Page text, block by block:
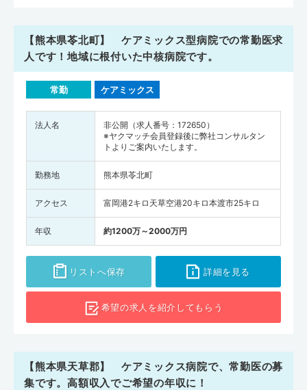
【熊本県苓北町】 ケアミックス型病院での常勤医求
人です！地域に根付いた中核病院です。
常勤 ケアミックス
法人名
非公開（求人番号：172650）
※ヤクマッチ会員登録後に弊社コンサルタン
トよりご案内いたします。
勤務地 熊本県苓北町
アクセス 富岡港2キロ天草空港20キロ本渡市25キロ
年収 約1200万～2000万円
リストへ保存 詳細を見る
希望の求人を紹介してもらう
【熊本県天草郡】 ケアミックス病院で、常勤医の募
集です。高額収入でご希望の年収に！